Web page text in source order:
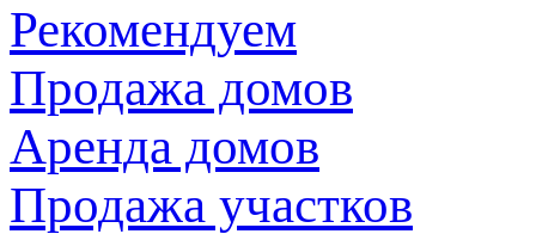
Рекомендуем
Продажа домов
Аренда домов
Продажа участков